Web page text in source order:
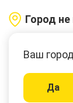
Город
Ваш
Да